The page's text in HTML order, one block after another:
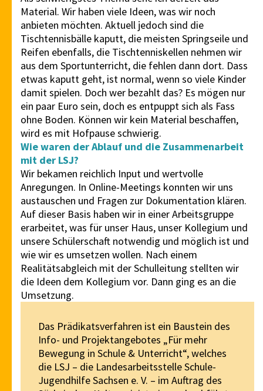
Material. Wir haben viele Ideen, was wir noch
anbieten möchten. Aktuell jedoch sind die
Tischtennisbälle kaputt, die meisten Springseile und
Reifen ebenfalls, die Tischtenniskellen nehmen wir
aus dem Sportunterricht, die fehlen dann dort. Dass
etwas kaputt geht, ist normal, wenn so viele Kinder
damit spielen. Doch wer bezahlt das? Es mögen nur
ein paar Euro sein, doch es entpuppt sich als Fass
ohne Boden. Können wir kein Material beschaffen,
wird es mit Hofpause schwierig.
Wie waren der Ablauf und die Zusammenarbeit
mit der LSJ?
Wir bekamen reichlich Input und wertvolle
Anregungen. In Online-Meetings konnten wir uns
austauschen und Fragen zur Dokumentation klären.
Auf dieser Basis haben wir in einer Arbeitsgruppe
erarbeitet, was für unser Haus, unser Kollegium und
unsere Schülerschaft notwendig und möglich ist und
wie wir es umsetzen wollen. Nach einem
Realitätsabgleich mit der Schulleitung stellten wir
die Ideen dem Kollegium vor. Dann ging es an die
Umsetzung.
Das Prädikatsverfahren ist ein Baustein des
Info- und Projektangebotes „Für mehr
Bewegung in Schule & Unterricht“, welches
die LSJ – die Landesarbeitsstelle Schule-
Jugendhilfe Sachsen e. V. – im Auftrag des